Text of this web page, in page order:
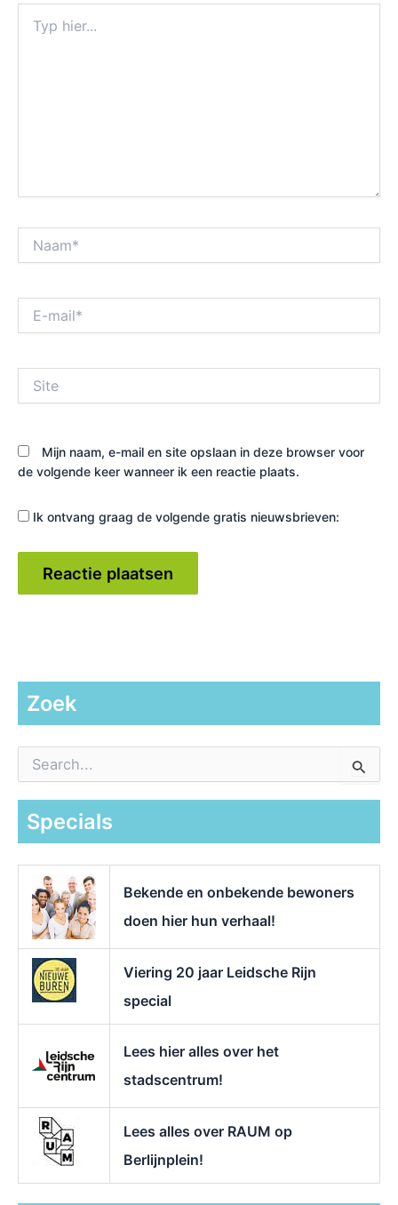
hier...
mail*
Mijn naam, e-mail en site opslaan in deze browser voor
de volgende keer wanneer ik een reactie plaats.
Ik ontvang graag de volgende gratis nieuwsbrieven:
Zoek
a
Specials
Bekende en onbekende bewoners
doen hier hun verhaal!
Viering 20 jaar Leidsche Rijn
special
Lees hier alles over het
stadscentrum!
Lees alles over RAUM op
Berlijnplein!